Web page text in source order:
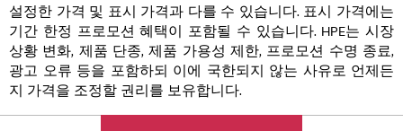
설정한 가격 및 표시 가격과 다를 수 있습니다. 표시 가격에는
기간 한정 프로모션 혜택이 포함될 수 있습니다. HPE는 시장
상황 변화, 제품 단종, 제품 가용성 제한, 프로모션 수명 종료,
광고 오류 등을 포함하되 이에 국한되지 않는 사유로 언제든
지 가격을 조정할 권리를 보유합니다.